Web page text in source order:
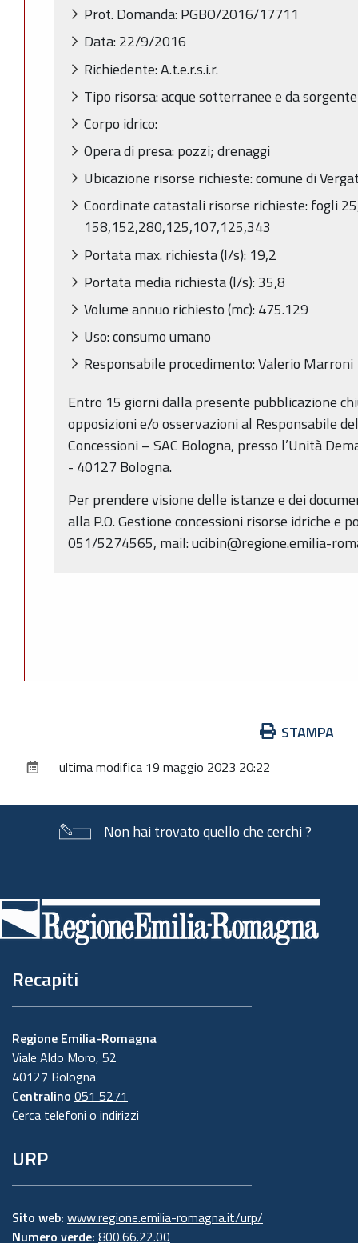
Prot. Domanda: PGBO/2016/17711
Data: 22/9/2016
Richiedente: A.t.e.r.s.i.r.
Tipo risorsa: acque sotterranee e da sorgente
Corpo idrico:
Opera di presa: pozzi; drenaggi
Ubicazione risorse richieste: comune di
Coordinate catastali risorse richieste: fogli
158,152,280,125,107,125,343
Portata max. richiesta (l/s): 19,2
Portata media richiesta (l/s): 35,8
Volume annuo richiesto (mc): 475.129
Uso: consumo umano
Responsabile procedimento: Valerio Marroni
Entro 15 giorni dalla presente pubblicazione
opposizioni e/o osservazioni al Responsabile
Concessioni – SAC Bologna, presso l’Unità
- 40127 Bologna.
Per prendere visione delle istanze e dei
alla P.O. Gestione concessioni risorse idriche e
051/5274565, mail: ucibin@regione.emilia-
documento
STAMPA
ultima modifica 19 maggio 2023 20:22
Non hai trovato quello che cerchi ?
di
pagina
Recapiti
Regione Emilia-Romagna
Viale Aldo Moro, 52
40127 Bologna
Centralino 051 5271
Cerca telefoni o indirizzi
URP
Sito web: www.regione.emilia-romagna.it/urp/
Numero verde: 800.66.22.00